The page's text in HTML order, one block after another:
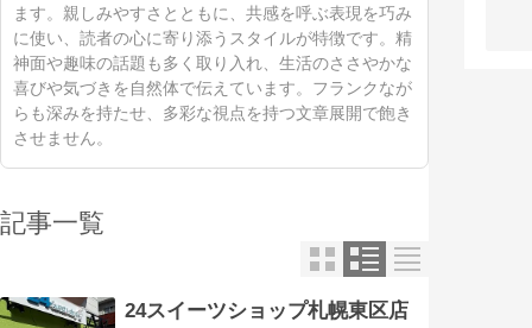
ます。親しみやすさとともに、共感を呼ぶ表現を巧み
に使い、読者の心に寄り添うスタイルが特徴です。精
神面や趣味の話題も多く取り入れ、生活のささやかな
喜びや気づきを自然体で伝えています。フランクなが
らも深みを持たせ、多彩な視点を持つ文章展開で飽き
させません。
記事一覧
24スイーツショップ札幌東区店